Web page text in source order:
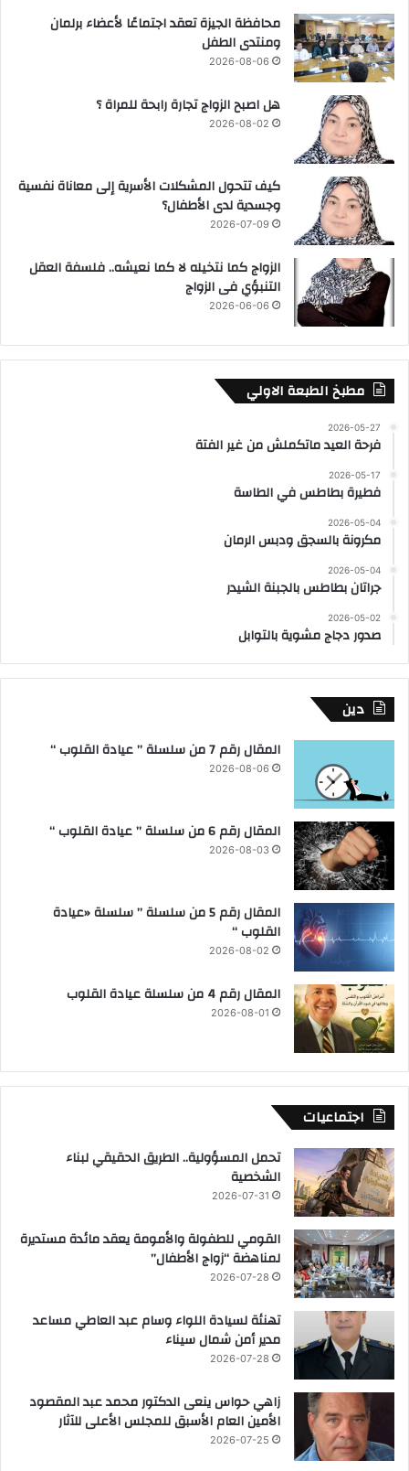
محافظة الجيزة تعقد اجتماعًا لأعضاء برلمان
ومنتدى الطفل
2026-08-06
هل اصبح الزواج تجارة رابحة للمراة ؟
2026-08-02
كيف تتحول المشكلات الأسرية إلى معاناة نفسية
وجسدية لدى الأطفال؟
2026-07-09
الزواج كما نتخيله لا كما نعيشه.. فلسفة العقل
التنبؤي فى الزواج
2026-06-06
مطبخ الطبعة الاولي
2026-05-27
فرحة العيد ماتكملش من غير الفتة
2026-05-17
فطيرة بطاطس في الطاسة
2026-05-04
مكرونة بالسجق ودبس الرمان
2026-05-04
جراتان بطاطس بالجبنة الشيدر
2026-05-02
صدور دجاج مشوية بالتوابل
دين
المقال رقم 7 من سلسلة ” عيادة القلوب “
2026-08-06
المقال رقم 6 من سلسلة ” عيادة القلوب “
2026-08-03
المقال رقم 5 من سلسلة ” سلسلة «عيادة
القلوب “
2026-08-02
المقال رقم 4 من سلسلة عيادة القلوب
2026-08-01
اجتماعيات
تحمل المسؤولية.. الطريق الحقيقي لبناء
الشخصية
2026-07-31
القومي للطفولة والأمومة يعقد مائدة مستديرة
لمناهضة “زواج الأطفال”
2026-07-28
تهنئة لسيادة اللواء وسام عبد العاطي مساعد
مدير أمن شمال سيناء
2026-07-28
زاهي حواس ينعى الدكتور محمد عبد المقصود
الأمين العام الأسبق للمجلس الأعلى للآثار
2026-07-25